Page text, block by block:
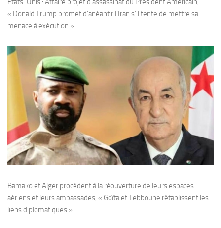
États-Unis : Affaire projet d’assassinat du Président Américain,
« Donald Trump promet d’anéantir l’Iran s’il tente de mettre sa
menace à exécution »
Bamako et Alger procèdent à la réouverture de leurs espaces
aériens et leurs ambassades, « Goïta et Tebboune rétablissent les
liens diplomatiques »